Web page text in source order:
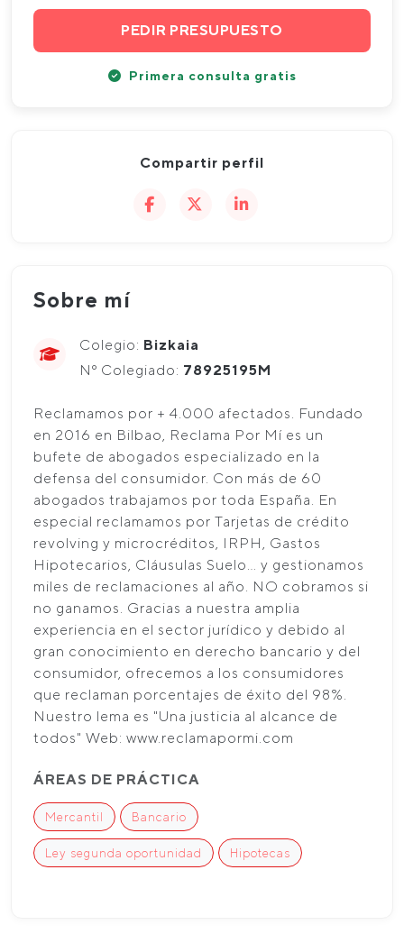
PEDIR PRESUPUESTO
Primera consulta gratis
Compartir perfil
Sobre mí
Colegio: Bizkaia
Nº Colegiado: 78925195M
Reclamamos por + 4.000 afectados. Fundado
en 2016 en Bilbao, Reclama Por Mí es un
bufete de abogados especializado en la
defensa del consumidor. Con más de 60
abogados trabajamos por toda España. En
especial reclamamos por Tarjetas de crédito
revolving y microcréditos, IRPH, Gastos
Hipotecarios, Cláusulas Suelo… y gestionamos
miles de reclamaciones al año. NO cobramos si
no ganamos. Gracias a nuestra amplia
experiencia en el sector jurídico y debido al
gran conocimiento en derecho bancario y del
consumidor, ofrecemos a los consumidores
que reclaman porcentajes de éxito del 98%.
Nuestro lema es "Una justicia al alcance de
todos" Web: www.reclamapormi.com
ÁREAS DE PRÁCTICA
Mercantil Bancario
Ley segunda oportunidad Hipotecas